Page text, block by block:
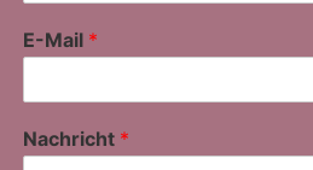
E-Mail *
Nachricht *